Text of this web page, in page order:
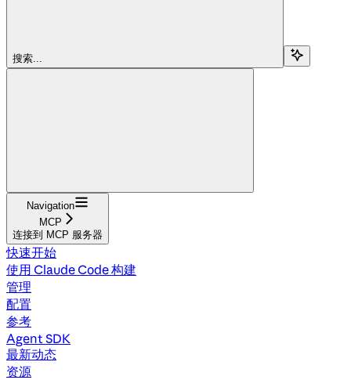
搜索...
Navigation
MCP
连接到 MCP 服务器
快速开始
使用 Claude Code 构建
管理
配置
参考
Agent SDK
最新动态
资源